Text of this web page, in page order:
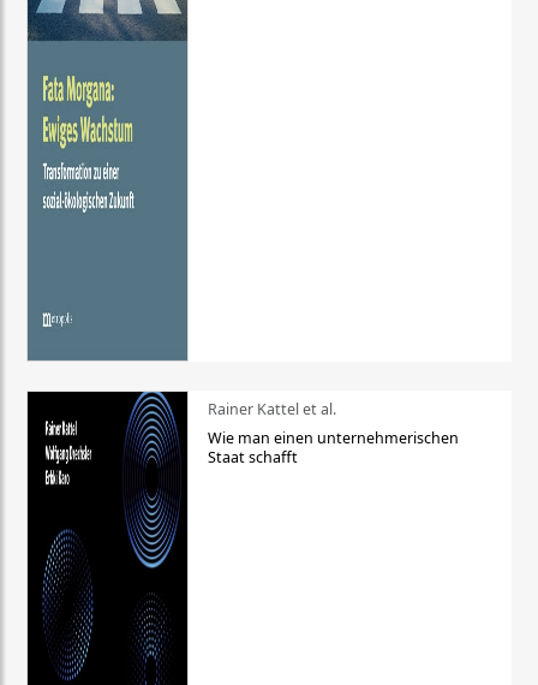
Rainer Kattel et al.
Wie man einen unternehmerischen
Staat schafft